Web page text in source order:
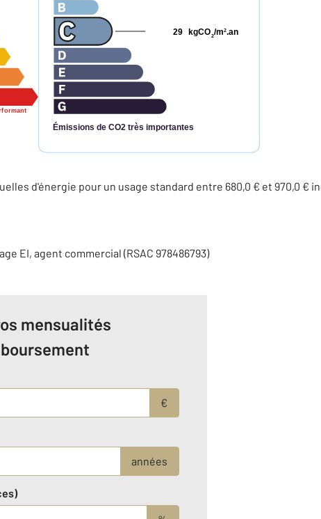
Émissions de CO2 très importantes
kgCO2/m2.an
29
d'énergie pour un usage standard entre 680,0 € et 970,0 €
EI, agent commercial (RSAC 978486793)
mensualités
€
années